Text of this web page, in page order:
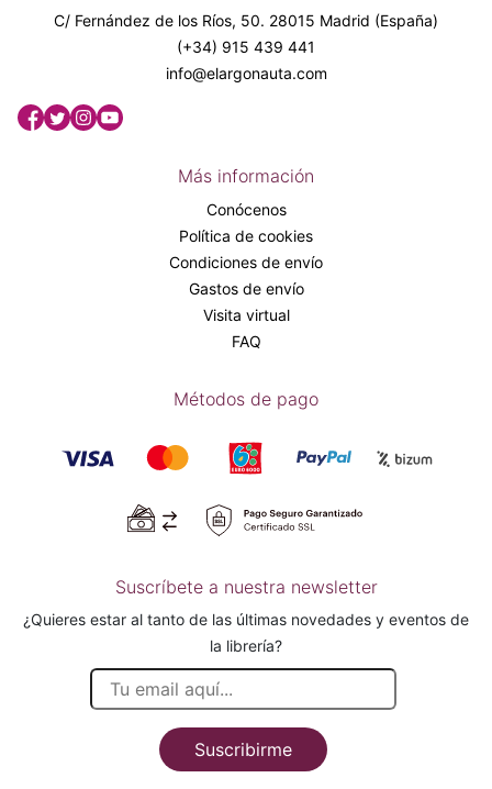
C/ Fernández de los Ríos, 50. 28015 Madrid (España)
(+34) 915 439 441
info@elargonauta.com
Más información
Conócenos
Política de cookies
Condiciones de envío
Gastos de envío
Visita virtual
FAQ
Métodos de pago
Suscríbete a nuestra newsletter
¿Quieres estar al tanto de las últimas novedades y eventos de
la librería?
Suscribirme